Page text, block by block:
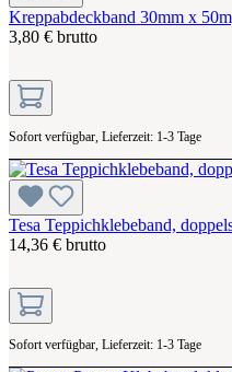
Kreppabdeckband 30mm x
3,80 € brutto
Sofort verfügbar, Lieferzeit: 1-3 Tage
Tesa Teppichklebeband,
14,36 € brutto
Sofort verfügbar, Lieferzeit: 1-3 Tage